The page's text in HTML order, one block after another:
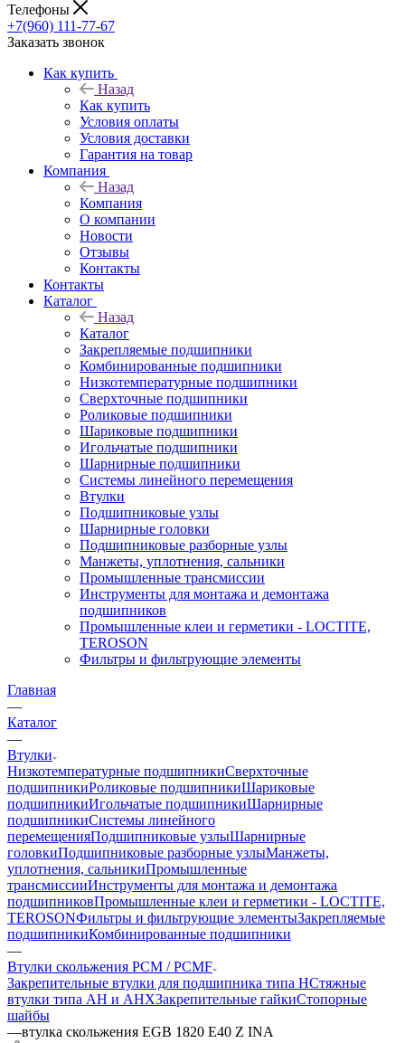
Телефоны
+7(960) 111-77-67
Заказать звонок
Как купить
Назад
Как купить
Условия оплаты
Условия доставки
Гарантия на товар
Компания
Назад
Компания
О компании
Новости
Отзывы
Контакты
Контакты
Каталог
Назад
Каталог
Закрепляемые подшипники
Комбинированные подшипники
Низкотемпературные подшипники
Сверхточные подшипники
Роликовые подшипники
Шариковые подшипники
Игольчатые подшипники
Шарнирные подшипники
Системы линейного перемещения
Втулки
Подшипниковые узлы
Шарнирные головки
Подшипниковые разборные узлы
Манжеты, уплотнения, сальники
Промышленные трансмиссии
Инструменты для монтажа и демонтажа
подшипников
Промышленные клеи и герметики - LOCTITE,
TEROSON
Фильтры и фильтрующие элементы
Главная
—
Каталог
—
Втулки
Низкотемпературные подшипникиСверхточные
подшипникиРоликовые подшипникиШариковые
подшипникиИгольчатые подшипникиШарнирные
подшипникиСистемы линейного
перемещенияПодшипниковые узлыШарнирные
головкиПодшипниковые разборные узлыМанжеты,
уплотнения, сальникиПромышленные
трансмиссииИнструменты для монтажа и демонтажа
подшипниковПромышленные клеи и герметики - LOCTITE,
TEROSONФильтры и фильтрующие элементыЗакрепляемые
подшипникиКомбинированные подшипники
—
Втулки скольжения PCM / PCMF
Закрепительные втулки для подшипника типа HСтяжные
втулки типа AH и AHXЗакрепительные гайкиСтопорные
шайбы
—втулка скольжения EGB 1820 E40 Z INA